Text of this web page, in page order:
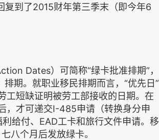
到了2015财年第三季末（即今年6
Dates）可简称“绿卡批准排期”，
期。就职业移民排期而言，“优先日”
工短缺证明被劳工部接收的日期。在
，才可递交I-485申请（转换身分申
给付、EAD工卡和旅行文件申请。移
八个月后发放绿卡。